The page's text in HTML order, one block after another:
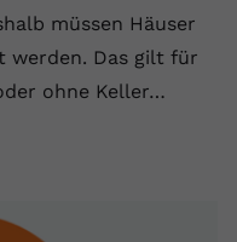
müssen Häuser
werden. Das gilt für
ohne Keller…